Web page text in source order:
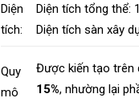
Diện
tích:
Diện tích tổng thể:
Diện tích sàn xây
Quy
mô
Được kiến tạo trên
15%, nhường lại